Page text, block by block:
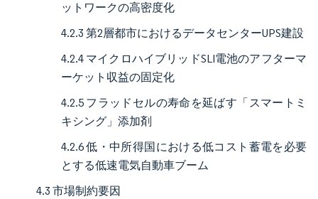
ットワークの高密度化
4.2.3 第2層都市におけるデータセンターUPS建設
4.2.4 マイクロハイブリッドSLI電池のアフターマ
ーケット収益の固定化
4.2.5 フラッドセルの寿命を延ばす「スマートミ
キシング」添加剤
4.2.6 低・中所得国における低コスト蓄電を必要
とする低速電気自動車ブーム
4.3 市場制約要因